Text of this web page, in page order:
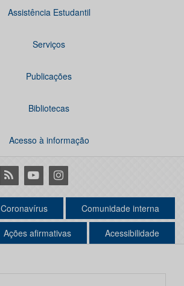
Assistência Estudantil
Serviços
Publicações
Bibliotecas
Acesso à informação
RSS YoutubeInstagram
Coronavírus Comunidade interna
Ações afirmativas Acessibilidade